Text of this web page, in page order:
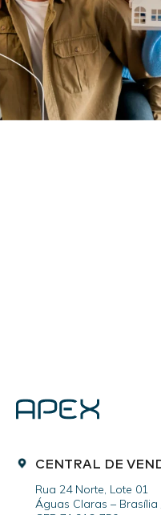
CENTRAL DE
Rua 24 Norte, Lote 01
Águas Claras – Brasília